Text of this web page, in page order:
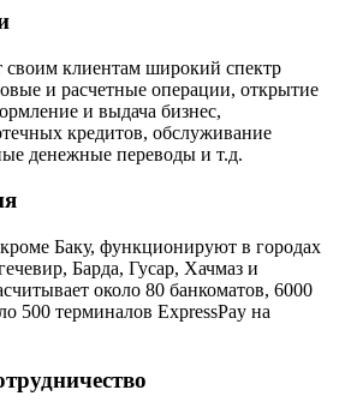
своим клиентам широкий спектр
и расчетные операции, открытие
и выдача бизнес,
кредитов, обслуживание
денежные переводы и т.д.
Баку, функционируют в городах
Барда, Гусар, Хачмаз и
около 80 банкоматов, 6000
500 терминалов ExpressPay на